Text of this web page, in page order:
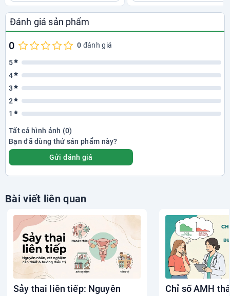
Đánh giá sản phẩm
0 0 đánh giá
5
4
3
2
1
Tất cả hình ảnh (0)
Bạn đã dùng thử sản phẩm này?
Gửi đánh giá
Bài viết liên quan
Sảy thai liên tiếp: Nguyên
Chỉ số AMH